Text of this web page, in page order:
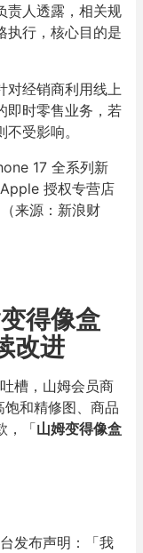
责人透露，相关规
执行，核心目的是
对经销商利用线上
即时零售业务，若
受影响。
17 全系列新
授权专营店
来源：新浪财
得像盒
改进
槽，山姆会员商
和精修图、商品
，「山姆变得像盒
发布声明：「我